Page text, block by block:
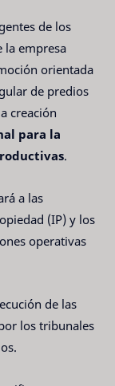
de los
la empresa
orientada
de predios
creación
para la
.
a las
(IP) y los
operativas
de las
los tribunales